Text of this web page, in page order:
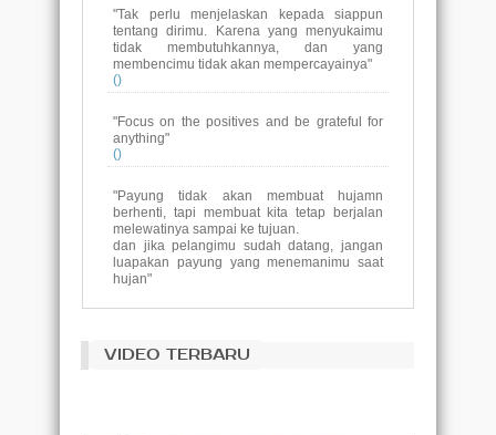
"Tak perlu menjelaskan kepada siappun
tentang dirimu. Karena yang menyukaimu
tidak membutuhkannya, dan yang
membencimu tidak akan mempercayainya"
()
"Focus on the positives and be grateful for
anything"
()
"Payung tidak akan membuat hujamn
berhenti, tapi membuat kita tetap berjalan
melewatinya sampai ke tujuan.
dan jika pelangimu sudah datang, jangan
luapakan payung yang menemanimu saat
hujan"
menggantikan pikiran yang kosong dengan
VIDEO TERBARU